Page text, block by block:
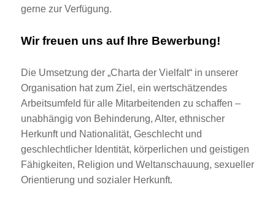
gerne zur Verfügung.
Wir freuen uns auf Ihre Bewerbung!
Die Umsetzung der „Charta der Vielfalt“ in unserer
Organisation hat zum Ziel, ein wertschätzendes
Arbeitsumfeld für alle Mitarbeitenden zu schaffen –
unabhängig von Behinderung, Alter, ethnischer
Herkunft und Nationalität, Geschlecht und
geschlechtlicher Identität, körperlichen und geistigen
Fähigkeiten, Religion und Weltanschauung, sexueller
Orientierung und sozialer Herkunft.